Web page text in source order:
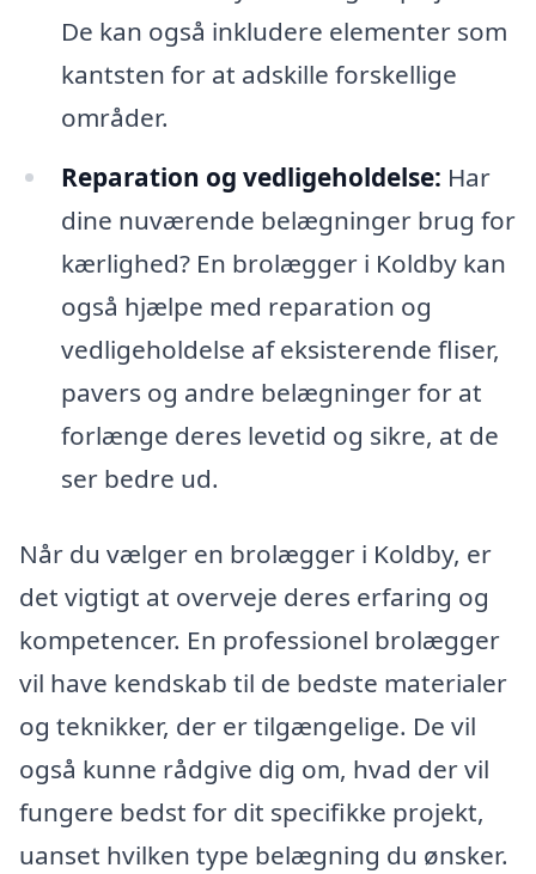
De kan også inkludere elementer som
kantsten for at adskille forskellige
områder.
Reparation og vedligeholdelse: Har
dine nuværende belægninger brug for
kærlighed? En brolægger i Koldby kan
også hjælpe med reparation og
vedligeholdelse af eksisterende fliser,
pavers og andre belægninger for at
forlænge deres levetid og sikre, at de
ser bedre ud.
Når du vælger en brolægger i Koldby, er
det vigtigt at overveje deres erfaring og
kompetencer. En professionel brolægger
vil have kendskab til de bedste materialer
og teknikker, der er tilgængelige. De vil
også kunne rådgive dig om, hvad der vil
fungere bedst for dit specifikke projekt,
uanset hvilken type belægning du ønsker.